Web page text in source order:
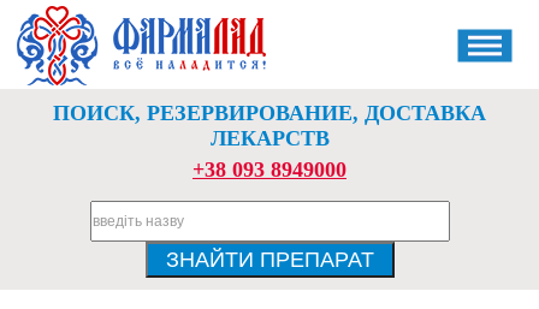
ПОИСК, РЕЗЕРВИРОВАНИЕ, ДОСТАВКА
ЛЕКАРСТВ
+38 093 8949000